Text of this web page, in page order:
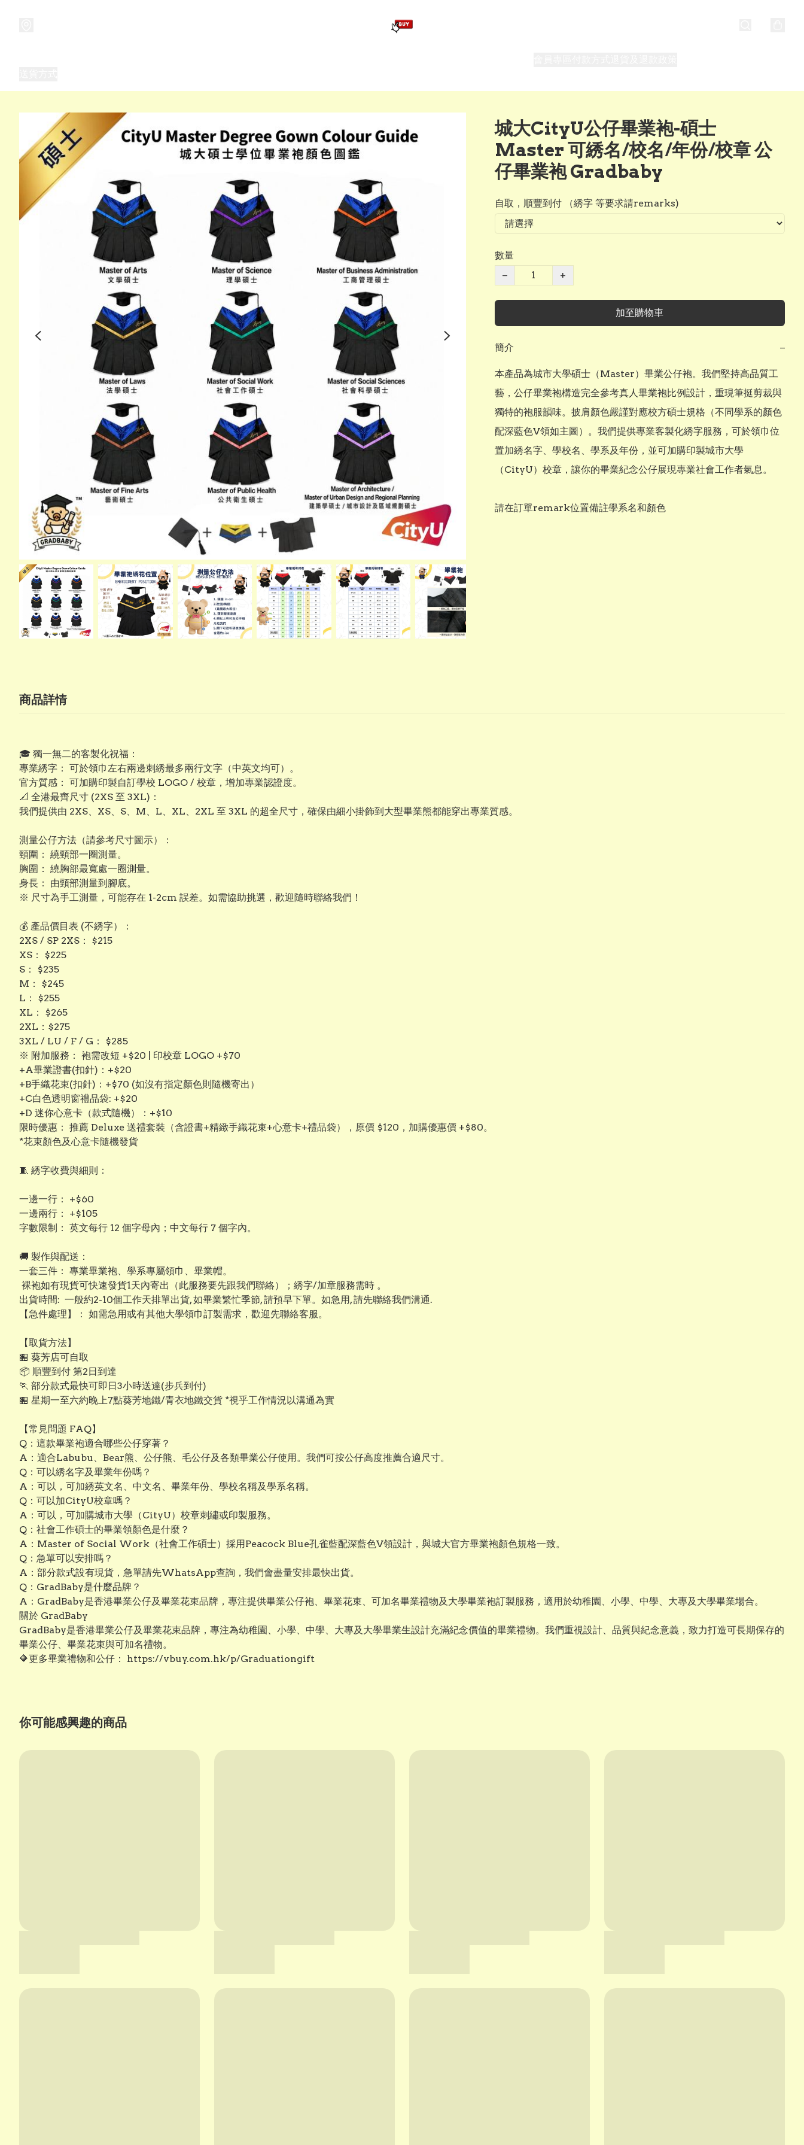
城大CityU公仔畢業袍-碩士
Master 可綉名/校名/年份/校章 公
仔畢業袍 Gradbaby
自取，順豐到付 （綉字 等要求請remarks)
數量
−
+
加至購物車
簡介 −
本產品為城市大學碩士（Master）畢業公仔袍。我們堅持高品質工
藝，公仔畢業袍構造完全參考真人畢業袍比例設計，重現筆挺剪裁與
獨特的袍服韻味。披肩顏色嚴謹對應校方碩士規格（不同學系的顏色
配深藍色V領如主圖）。我們提供專業客製化綉字服務，可於領巾位
置加綉名字、學校名、學系及年份，並可加購印製城市大學
（CityU）校章，讓你的畢業紀念公仔展現專業社會工作者氣息。
請在訂單remark位置備註學系名和顏色
商品詳情
​🎓 獨一無二的客製化祝福：
專業綉字： 可於領巾左右兩邊刺綉最多兩行文字（中英文均可）。
​官方質感： 可加購印製自訂學校 LOGO / 校章，增加專業認證度。
​📐 全港最齊尺寸 (2XS 至 3XL)：
我們提供由 2XS、XS、S、M、L、XL、2XL 至 3XL 的超全尺寸，確保由細小掛飾到大型畢業熊都能穿出專業質感。
測量公仔方法（請參考尺寸圖示）：
頸圍： 繞頸部一圈測量。
​胸圍： 繞胸部最寬處一圈測量。
​身長： 由頸部測量到腳底。
※ 尺寸為手工測量，可能存在 1-2cm 誤差。如需協助挑選，歡迎隨時聯絡我們！
💰 產品價目表 (不綉字）：
​2XS / SP 2XS： $215
​XS： $225
​S： $235
​M： $245
​L： $255
​XL： $265
​2XL：$275
3XL / LU / F / G： $285
​※ 附加服務： 袍需改短 +$20 | 印校章 LOGO +$70
+A畢業證書(扣針)：+$20
+B手織花束(扣針)：+$70 (如沒有指定顏色則隨機寄出）
+C白色透明窗禮品袋: +$20
+D 迷你心意卡（款式隨機）：+$10
限時優惠： 推薦 Deluxe 送禮套裝（含證書+精緻手織花束+心意卡+禮品袋），原價 $120，加購優惠價 +$80。
*花束顏色及心意卡隨機發貨
​🧵 綉字收費與細則：
​一邊一行： +$60
​一邊兩行： +$105
​字數限制： 英文每行 12 個字母內；中文每行 7 個字內。
​🚚 製作與配送：
​一套三件： 專業畢業袍、學系專屬領巾、畢業帽。
裸袍如有現貨可快速發貨1天內寄出（此服務要先跟我們聯絡）；綉字/加章服務需時 。
出貨時間: 一般約2-10個工作天排單出貨, 如畢業繁忙季節, 請預早下單。如急用, 請先聯絡我們溝通.
【​急件處理】： 如需急用或有其他大學領巾訂製需求，歡迎先聯絡客服。
【取貨方法】
🏪 葵芳店可自取
📦 順豐到付 第2日到達
🏃 部分款式最快可即日3小時送達(步兵到付)
🏪 星期一至六約晚上7點葵芳地鐵/青衣地鐵交貨 *視乎工作情況以溝通為實
【常見問題 FAQ】
Q：這款畢業袍適合哪些公仔穿著？
A：適合Labubu、Bear熊、公仔熊、毛公仔及各類畢業公仔使用。我們可按公仔高度推薦合適尺寸。
Q：可以綉名字及畢業年份嗎？
A：可以，可加綉英文名、中文名、畢業年份、學校名稱及學系名稱。
Q：可以加CityU校章嗎？
A：可以，可加購城市大學（CityU）校章刺繡或印製服務。
Q：社會工作碩士的畢業領顏色是什麼？
A：Master of Social Work（社會工作碩士）採用Peacock Blue孔雀藍配深藍色V領設計，與城大官方畢業袍顏色規格一致。
Q：急單可以安排嗎？
A：部分款式設有現貨，急單請先WhatsApp查詢，我們會盡量安排最快出貨。
Q：GradBaby是什麼品牌？
A：GradBaby是香港畢業公仔及畢業花束品牌，專注提供畢業公仔袍、畢業花束、可加名畢業禮物及大學畢業袍訂製服務，適用於幼稚園、小學、中學、大專及大學畢業場合。
關於 GradBaby
GradBaby是香港畢業公仔及畢業花束品牌，專注為幼稚園、小學、中學、大專及大學畢業生設計充滿紀念價值的畢業禮物。我們重視設計、品質與紀念意義，致力打造可長期保存的
畢業公仔、畢業花束與可加名禮物。
🔶更多畢業禮物和公仔： https://vbuy.com.hk/p/Graduationgift⁠
你可能感興趣的商品